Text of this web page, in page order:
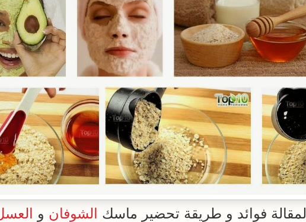
فوائد و طريقة تحضير ماسك الشوفان و